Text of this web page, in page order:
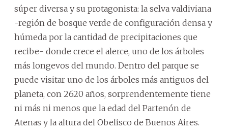
súper diversa y su protagonista: la selva valdiviana
-región de bosque verde de configuración densa y
húmeda por la cantidad de precipitaciones que
recibe- donde crece el alerce, uno de los árboles
más longevos del mundo. Dentro del parque se
puede visitar uno de los árboles más antiguos del
planeta, con 2620 años, sorprendentemente tiene
ni más ni menos que la edad del Partenón de
Atenas y la altura del Obelisco de Buenos Aires.